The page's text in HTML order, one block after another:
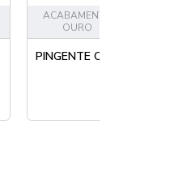
ACABAMENTO
OURO
PINGENTE CORAÇÃO